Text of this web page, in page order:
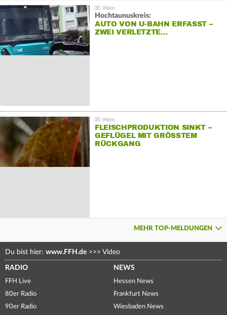
Hochtaunuskreis:
AUTO VON U-BAHN ERFASST –
ZWEI VERLETZTE…
FLEISCHPRODUKTION SINKT –
GEFLÜGEL MIT GRÖSSTEM R
ÜCKGANG
MEHR TOP-MELDUNGEN
Du bist hier: www.FFH.de >>> Video
RADIO
FFH Live
80er Radio
90er Radio
NEWS
Hessen News
Frankfurt News
Wiesbaden News